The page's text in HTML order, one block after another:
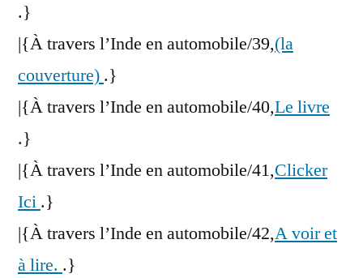
.}
|{À travers l’Inde en automobile/39,(la
couverture) .}
|{À travers l’Inde en automobile/40,Le livre
.}
|{À travers l’Inde en automobile/41,Clicker
Ici .}
|{À travers l’Inde en automobile/42,A voir et
à lire. .}